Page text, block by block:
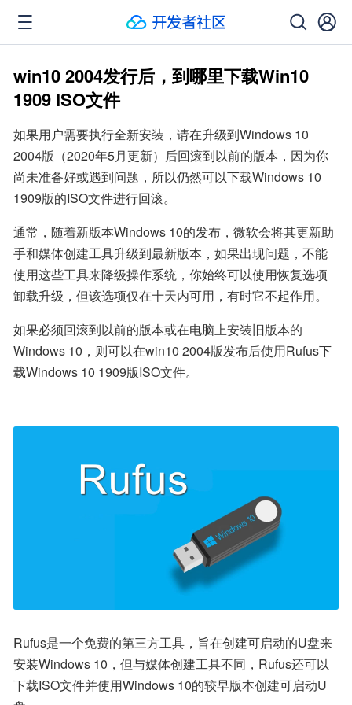
win10 2004发行后，到哪里下载Win10
1909 ISO文件
如果用户需要执行全新安装，请在升级到Windows 10
2004版（2020年5月更新）后回滚到以前的版本，因为你
尚未准备好或遇到问题，所以仍然可以下载Windows 10
1909版的ISO文件进行回滚。
通常，随着新版本Windows 10的发布，微软会将其更新助
手和媒体创建工具升级到最新版本，如果出现问题，不能
使用这些工具来降级操作系统，你始终可以使用恢复选项
卸载升级，但该选项仅在十天内可用，有时它不起作用。
如果必须回滚到以前的版本或在电脑上安装旧版本的
Windows 10，则可以在win10 2004版发布后使用Rufus下
载Windows 10 1909版ISO文件。
Rufus是一个免费的第三方工具，旨在创建可启动的U盘来
安装Windows 10，但与媒体创建工具不同，Rufus还可以
下载ISO文件并使用Windows 10的较早版本创建可启动U